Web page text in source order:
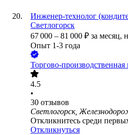
Инженер-технолог
Светлогорск
67 000 – 81 000 ₽ за месяц,
Опыт 1-3 года
Торгово-
4.5
•
30 отзывов
Светлогорск,
Откликнитесь среди
Откликнуться